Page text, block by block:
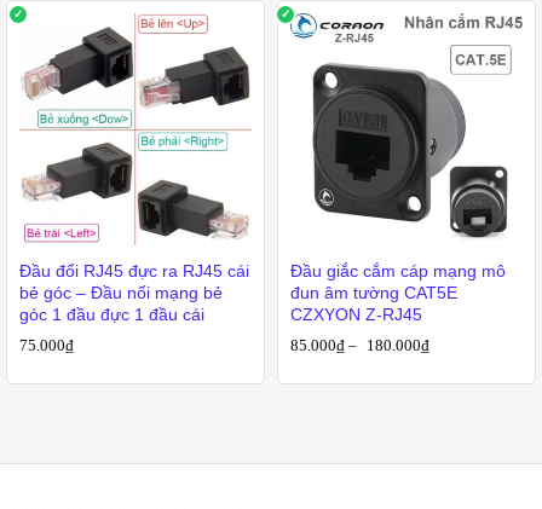
Đầu đổi RJ45 đực ra RJ45 cái
bẻ góc – Đầu nối mạng bẻ
góc 1 đầu đực 1 đầu cái
75.000₫
Đầu giắc cắm cáp mạng mô
đun âm tường CAT5E
CZXYON Z-RJ45
85.000₫ – 180.000₫